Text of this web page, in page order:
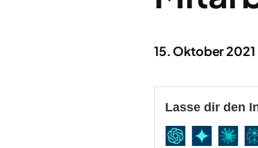
15. Oktober 2021
Lasse dir den